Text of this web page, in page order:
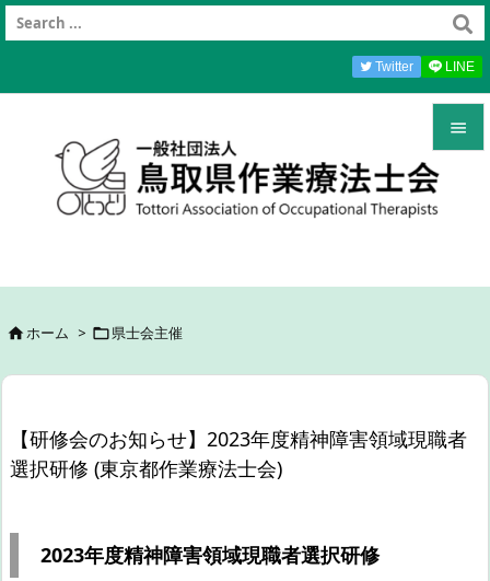


Twitter LINE
ホーム > 県士会主催
【研修会のお知らせ】2023年度精神障害領域現職者
選択研修 (東京都作業療法士会)
2023年度精神障害領域現職者選択研修